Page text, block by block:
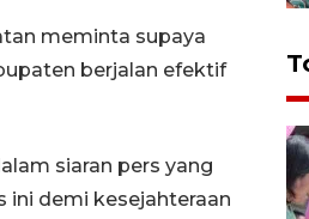
meminta supaya
berjalan efektif
siaran pers yang
ini demi kesejahteraan